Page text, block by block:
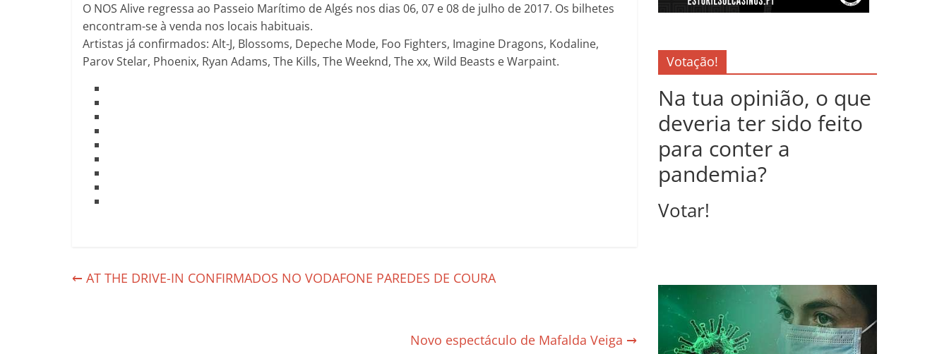
O NOS Alive regressa ao Passeio Marítimo de Algés nos dias 06, 07 e 08 de julho de 2017. Os bilhetes
encontram-se à venda nos locais habituais.
Artistas já confirmados: Alt-J, Blossoms, Depeche Mode, Foo Fighters, Imagine Dragons, Kodaline,
Parov Stelar, Phoenix, Ryan Adams, The Kills, The Weeknd, The xx, Wild Beasts e Warpaint.
← AT THE DRIVE-IN CONFIRMADOS NO VODAFONE PAREDES DE COURA
Novo espectáculo de Mafalda Veiga →
Votação!
Na tua opinião, o que
deveria ter sido feito
para conter a
pandemia?
Votar!